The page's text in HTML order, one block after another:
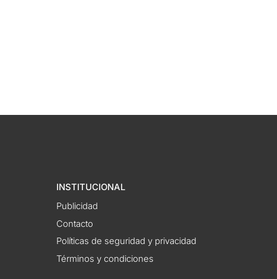
INSTITUCIONAL
Publicidad
Contacto
Políticas de seguridad y privacidad
Términos y condiciones